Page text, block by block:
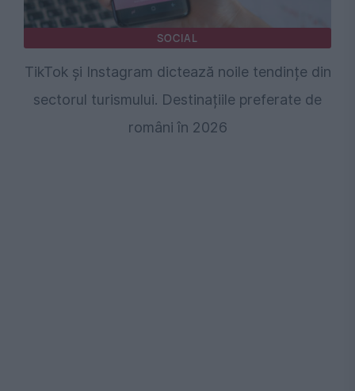
SOCIAL
TikTok și Instagram dictează noile tendințe din
sectorul turismului. Destinațiile preferate de
români în 2026